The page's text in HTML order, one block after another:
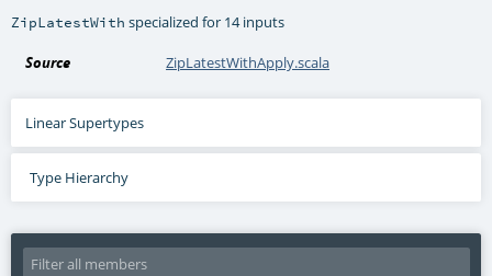
ZipLatestWith specialized for 14 inputs
Source ZipLatestWithApply.scala
Linear Supertypes
Type Hierarchy